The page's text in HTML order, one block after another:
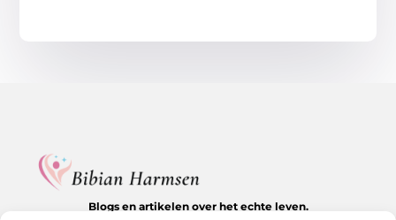
Blogs en artikelen over het echte leven.